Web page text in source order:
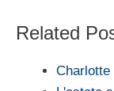
Related